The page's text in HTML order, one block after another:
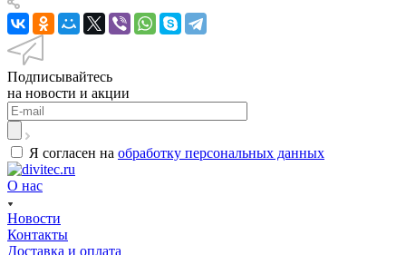
Подписывайтесь
на новости и акции
Я согласен на обработку персональных данных
О нас
Новости
Контакты
Доставка и оплата